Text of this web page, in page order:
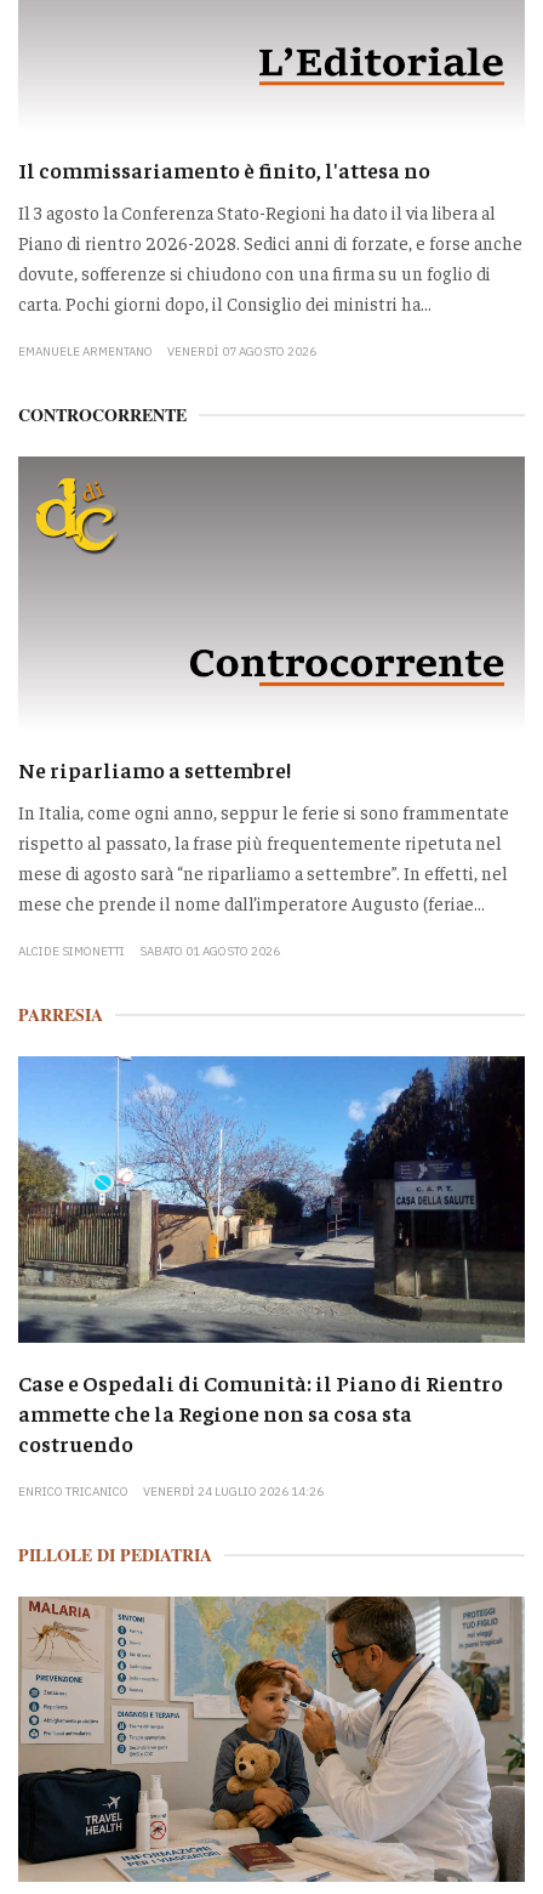
Il commissariamento è finito, l'attesa no
Il 3 agosto la Conferenza Stato-Regioni ha dato il via libera al
Piano di rientro 2026-2028. Sedici anni di forzate, e forse anche
dovute, sofferenze si chiudono con una firma su un foglio di
carta. Pochi giorni dopo, il Consiglio dei ministri ha...
EMANUELE ARMENTANO VENERDÌ 07 AGOSTO 2026
CONTROCORRENTE
Ne riparliamo a settembre!
In Italia, come ogni anno, seppur le ferie si sono frammentate
rispetto al passato, la frase più frequentemente ripetuta nel
mese di agosto sarà “ne riparliamo a settembre”. In effetti, nel
mese che prende il nome dall’imperatore Augusto (feriae...
ALCIDE SIMONETTI SABATO 01 AGOSTO 2026
PARRESIA
Case e Ospedali di Comunità: il Piano di Rientro
ammette che la Regione non sa cosa sta
costruendo
ENRICO TRICANICO VENERDÌ 24 LUGLIO 2026 14:26
PILLOLE DI PEDIATRIA